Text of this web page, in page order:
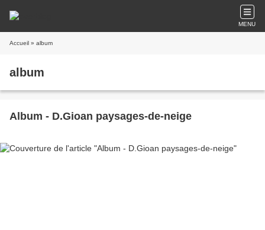
MENU
Accueil » album
album
Album - D.Gioan paysages-de-neige